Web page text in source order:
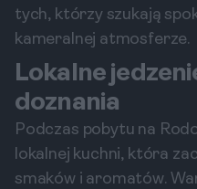
tych, którzy szukają
kameralnej atmosferze.
Lokalne
doznania
Podczas pobytu na
lokalnej kuchni, która
smaków i aromatów.